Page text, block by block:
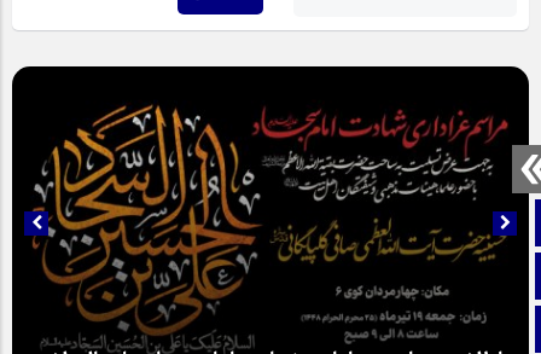
صفحه نخست